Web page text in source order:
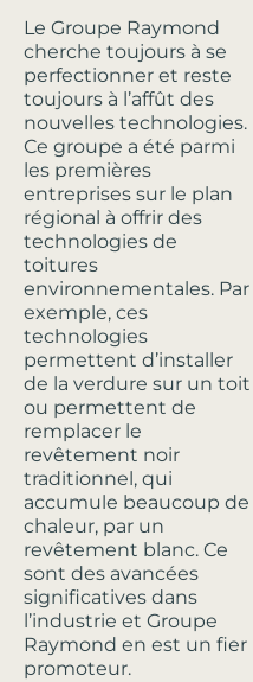
Le Groupe Raymond
cherche toujours à se
perfectionner et reste
toujours à l’affût des
nouvelles technologies.
Ce groupe a été parmi
les premières
entreprises sur le plan
régional à offrir des
technologies de
toitures
environnementales. Par
exemple, ces
technologies
permettent d’installer
de la verdure sur un toit
ou permettent de
remplacer le
revêtement noir
traditionnel, qui
accumule beaucoup de
chaleur, par un
revêtement blanc. Ce
sont des avancées
significatives dans
l’industrie et Groupe
Raymond en est un fier
promoteur.